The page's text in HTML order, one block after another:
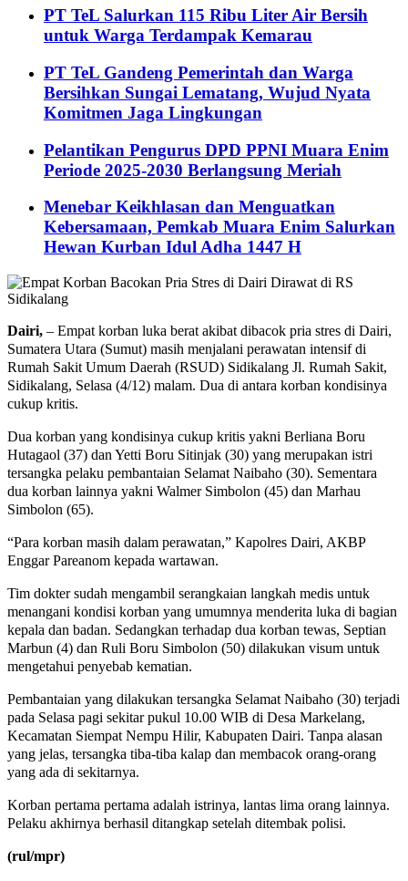
PT TeL Salurkan 115 Ribu Liter Air Bersih
untuk Warga Terdampak Kemarau
PT TeL Gandeng Pemerintah dan Warga
Bersihkan Sungai Lematang, Wujud Nyata
Komitmen Jaga Lingkungan
Pelantikan Pengurus DPD PPNI Muara Enim
Periode 2025-2030 Berlangsung Meriah
Menebar Keikhlasan dan Menguatkan
Kebersamaan, Pemkab Muara Enim Salurkan
Hewan Kurban Idul Adha 1447 H
Dairi, – Empat korban luka berat akibat dibacok pria stres di Dairi,
Sumatera Utara (Sumut) masih menjalani perawatan intensif di
Rumah Sakit Umum Daerah (RSUD) Sidikalang Jl. Rumah Sakit,
Sidikalang, Selasa (4/12) malam. Dua di antara korban kondisinya
cukup kritis.
Dua korban yang kondisinya cukup kritis yakni Berliana Boru
Hutagaol (37) dan Yetti Boru Sitinjak (30) yang merupakan istri
tersangka pelaku pembantaian Selamat Naibaho (30). Sementara
dua korban lainnya yakni Walmer Simbolon (45) dan Marhau
Simbolon (65).
“Para korban masih dalam perawatan,” Kapolres Dairi, AKBP
Enggar Pareanom kepada wartawan.
Tim dokter sudah mengambil serangkaian langkah medis untuk
menangani kondisi korban yang umumnya menderita luka di bagian
kepala dan badan. Sedangkan terhadap dua korban tewas, Septian
Marbun (4) dan Ruli Boru Simbolon (50) dilakukan visum untuk
mengetahui penyebab kematian.
Pembantaian yang dilakukan tersangka Selamat Naibaho (30) terjadi
pada Selasa pagi sekitar pukul 10.00 WIB di Desa Markelang,
Kecamatan Siempat Nempu Hilir, Kabupaten Dairi. Tanpa alasan
yang jelas, tersangka tiba-tiba kalap dan membacok orang-orang
yang ada di sekitarnya.
Korban pertama pertama adalah istrinya, lantas lima orang lainnya.
Pelaku akhirnya berhasil ditangkap setelah ditembak polisi.
(rul/mpr)